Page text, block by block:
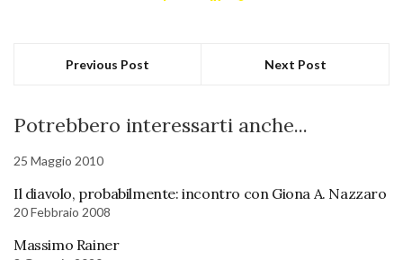
Previous Post Next Post
Potrebbero interessarti anche...
25 Maggio 2010
Il diavolo, probabilmente: incontro con Giona A. Nazzaro
20 Febbraio 2008
Massimo Rainer